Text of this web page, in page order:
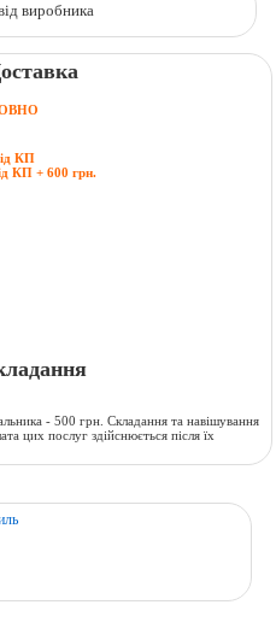
виробника
КП
КП + 600 грн.
- 500 грн. Складання та навішування
цих послуг здійснюється після їх